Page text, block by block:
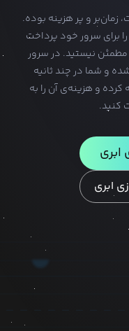
و پر هزینه بوده.
برای سرور خود پرداخت
نیستید. در سرور
و شما در چند ثانیه
کرده و هزینه‌ی آن را به
کنید.
ابری
ابری